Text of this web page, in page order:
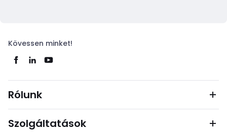
Kövessen minket!
Rólunk
Szolgáltatások